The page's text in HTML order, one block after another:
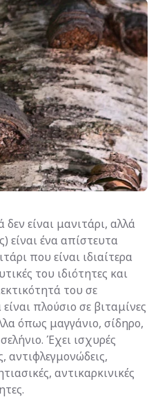
δεν είναι μανιτάρι, αλλά
είναι ένα απίστευτα
που είναι ιδιαίτερα
του ιδιότητες και
του σε
πλούσιο σε βιταμίνες
όπως μαγγάνιο, σίδηρο,
Έχει ισχυρές
αντιφλεγμονώδεις,
αντικαρκινικές